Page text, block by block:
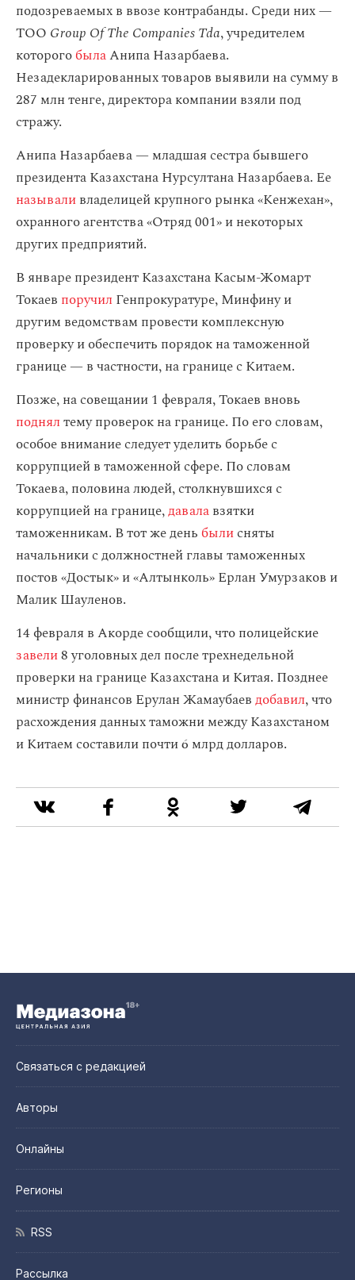
подозреваемых в ввозе контрабанды. Среди них —
ТОО Group Of The Companies Tda,учредителем
которогобылаАнипа Назарбаева.
Незадекларированных товаров выявили на сумму в
287 млн тенге, директора компании взяли под
стражу.
Анипа Назарбаева — младшая сестра бывшего
президента Казахстана Нурсултана Назарбаева. Ее
называливладелицей крупного рынка «Кенжехан»,
охранного агентства «Отряд 001» и некоторых
других предприятий.
В январе президент Казахстана Касым-Жомарт
Токаев поручил Генпрокуратуре, Минфину и
другим ведомствам провести комплексную
проверку и обеспечить порядок на таможенной
границе — в частности, на границе с Китаем.
Позже, на совещании 1 февраля, Токаев вновь
поднялтему проверок на границе. По его словам,
особое внимание следует уделить борьбе с
коррупцией в таможенной сфере. По словам
Токаева, половина людей, столкнувшихся с
коррупцией на границе,давалавзятки
таможенникам. В тот же деньбылисняты
начальники с должностней главы таможенных
постов «Достык» и «Алтынколь» Ерлан Умурзаков и
Малик Шауленов.
14 февраля в Акорде сообщили, что полицейские
завели8 уголовных дел после трехнедельной
проверки на границе Казахстана и Китая. Позднее
министр финансов Ерулан Жамаубаевдобавил, что
расхождения данных таможни между Казахстаном
и Китаем составилипочти 6 млрд долларов.
Связаться с редакцией
Авторы
Онлайны
Регионы
RSS
Рассылка